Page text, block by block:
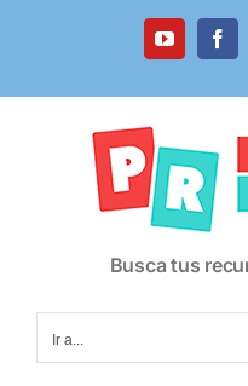
YouTube
Busca tus
Ir a...